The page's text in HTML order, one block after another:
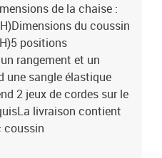
de la chaise :
du coussin
positions
rangement et un
une sangle élastique
2 jeux de cordes sur le
livraison contient
coussin